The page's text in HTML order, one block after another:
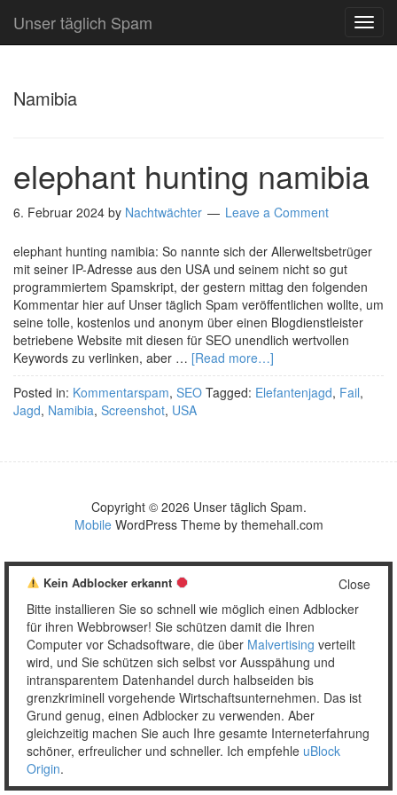
Unser täglich Spam
Namibia
elephant hunting namibia
6. Februar 2024 by Nachtwächter Leave a Comment
elephant hunting namibia: So nannte sich der Allerweltsbetrüger
mit seiner IP-Adresse aus den USA und seinem nicht so gut
programmiertem Spamskript, der gestern mittag den folgenden
Kommentar hier auf Unser täglich Spam veröffentlichen wollte, um
seine tolle, kostenlos und anonym über einen Blogdienstleister
betriebene Website mit diesen für SEO unendlich wertvollen
Keywords zu verlinken, aber … [Read more…]
Posted in: Kommentarspam, SEO Tagged: Elefantenjagd, Fail,
Jagd, Namibia, Screenshot, USA
Copyright © 2026 Unser täglich Spam.
MobileWordPress Theme by themehall.com
Close
Kein Adblocker erkannt
Bitte installieren Sie so schnell wie möglich einen Adblocker
für ihren Webbrowser! Sie schützen damit die Ihren
Computer vor Schadsoftware, die über Malvertising verteilt
wird, und Sie schützen sich selbst vor Ausspähung und
intransparentem Datenhandel durch halbseiden bis
grenzkriminell vorgehende Wirtschaftsunternehmen. Das ist
Grund genug, einen Adblocker zu verwenden. Aber
gleichzeitig machen Sie auch Ihre gesamte Interneterfahrung
schöner, erfreulicher und schneller. Ich empfehle uBlock
Origin.